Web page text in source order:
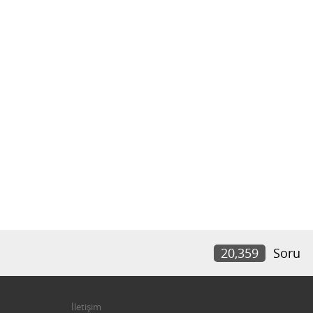
20,359 Soru
İletişim